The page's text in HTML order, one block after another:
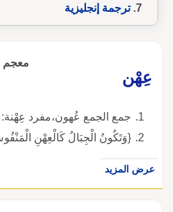
ترجمة إنجليزية
معجم
عِهْن
جمع الجمع عُهون،مفرد
{وَتَكُونُ الْجِبَالُ كَالْعِهْنِ
عرض المزيد